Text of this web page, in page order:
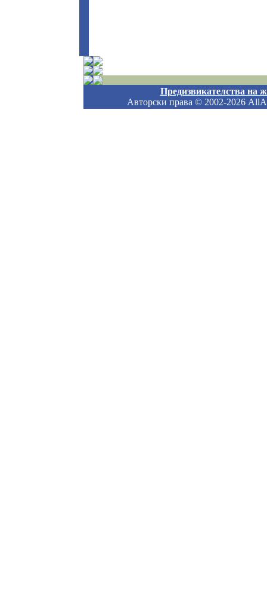
Предизвикателства на
Авторски права © 2002-2026